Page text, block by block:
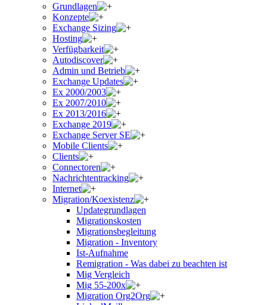
Grundlagen
Konzepte
Exchange Sizing
Hosting
Verfügbarkeit
Autodiscover
Admin und Betrieb
Exchange Updates
Ex 2000/2003
Ex 2007/2010
Ex 2013/2016
Exchange 2019
Exchange Server SE
Mobile Clients
Clients
Connectoren
Nachrichtentracking
Internet
Migration/Koexistenz
Updategrundlagen
Migrationskosten
Migrationsbegleitung
Migration - Inventory
Ist-Aufnahme
Remigration - Was dabei zu beachten ist
Mig Vergleich
Mig 55-200x
Migration Org2Org